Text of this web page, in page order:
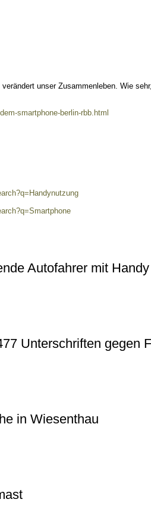
unser Zusammenleben. Wie
smartphone-berlin-rbb.html
Autofahrer mit Handy
Unterschriften gegen
in Wiesenthau